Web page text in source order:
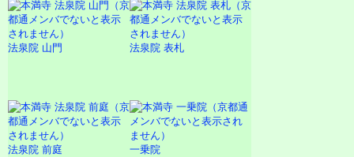
法泉院 山門 法泉院 表札
法泉院 前庭 一乗院